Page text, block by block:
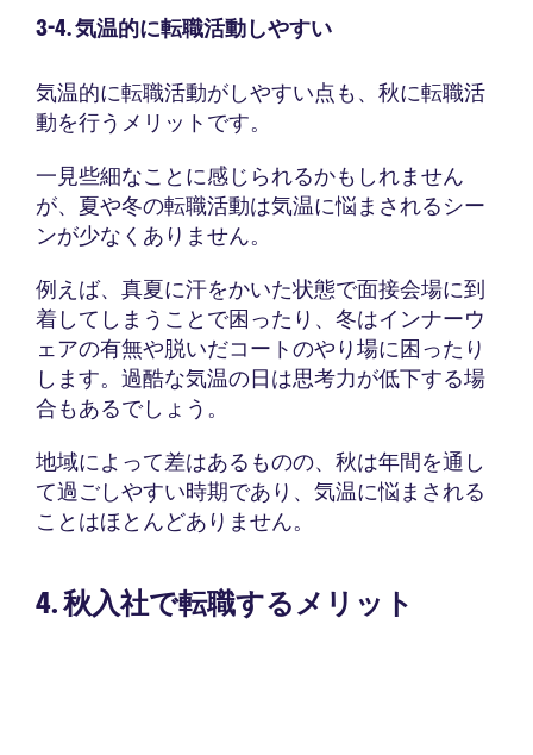
3-4. 気温的に転職活動しやすい
気温的に転職活動がしやすい点も、秋に転職活
動を行うメリットです。
一見些細なことに感じられるかもしれません
が、夏や冬の転職活動は気温に悩まされるシー
ンが少なくありません。
例えば、真夏に汗をかいた状態で面接会場に到
着してしまうことで困ったり、冬はインナーウ
ェアの有無や脱いだコートのやり場に困ったり
します。過酷な気温の日は思考力が低下する場
合もあるでしょう。
地域によって差はあるものの、秋は年間を通し
て過ごしやすい時期であり、気温に悩まされる
ことはほとんどありません。
4. 秋入社で転職するメリット